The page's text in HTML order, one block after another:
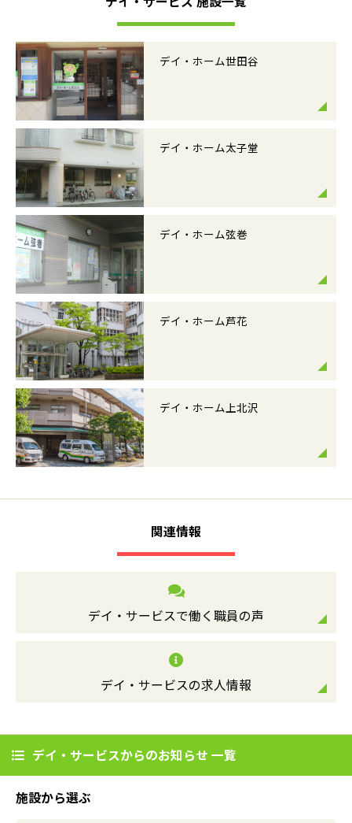
デイ・ホーム世田谷
デイ・ホーム太子堂
デイ・ホーム弦巻
デイ・ホーム芦花
デイ・ホーム上北沢
関連情報
デイ・サービスで働く職員の声
デイ・サービスの求人情報
デイ・サービスからのお知らせ 一覧
施設から選ぶ